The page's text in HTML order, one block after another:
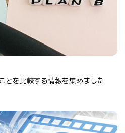
とを比較する情報を集めました